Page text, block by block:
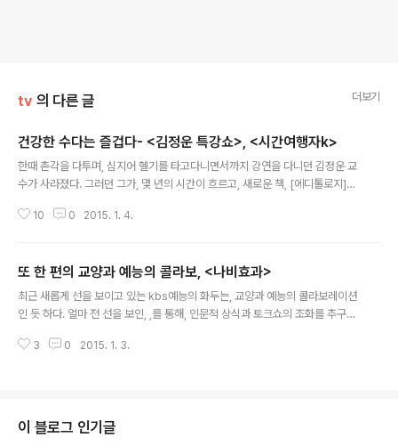
tv 의 다른 글 더보기
건강한 수다는 즐겁다- <김정운 특강쇼>, <시간여행자k>
한때 촌각을 다투며, 심지어 헬기를 타고다니면서까지 강연을 다니던 김정운 교
수가 사라졌다. 그러던 그가, 몇 년의 시간이 흐르고, 새로운 책, [에디톨로지]를
장장 3부작에 걸쳐 드러낸다. 2012년부터 홀로 일본에서 지내며 일본 옛그림
간다. 굳이 그가 소개한 하버드 대학의 빌 게이츠와, 스탠포드 대학의 스티브 잡
스의 연설을 비교하지 않아도, 스스로 흥이 자서, '자뻑'을 빈번하게 드러내며,
자신의 새로운 학문, '에디톨로지'를 통해 풀어낸 '수다'는 '영양가'를 떠나,..
10 0 2015. 1. 4.
또 한 편의 교양과 예능의 콜라보, <나비효과>
최근 새롭게 선을 보이고 있는 kbs예능의 화두는, 교양과 예능의 콜라보레이션
인 듯 하다. 얼마 전 선을 보인, ,를 통해, 인문적 상식과 토크쇼의 조화를 추구하
을 내세운다. 부제도 거창하게, 미래 예측 버라이어티라 내세운 는 도무지 무엇
다는 가쉽성 기사였다. 그것 외에는, 이른바 스타 mc의 출연도 없이, 화제성있
는 패널의 등장도 없는 무엇을 하겠는지로 모를 는 '오리무중' 그 자체였다. 첫
3 0 2015. 1. 3.
이 블로그 인기글